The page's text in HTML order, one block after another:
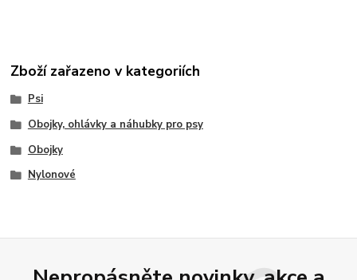
Zboží zařazeno v kategoriích
Psi
Obojky, ohlávky a náhubky pro psy
Obojky
Nylonové